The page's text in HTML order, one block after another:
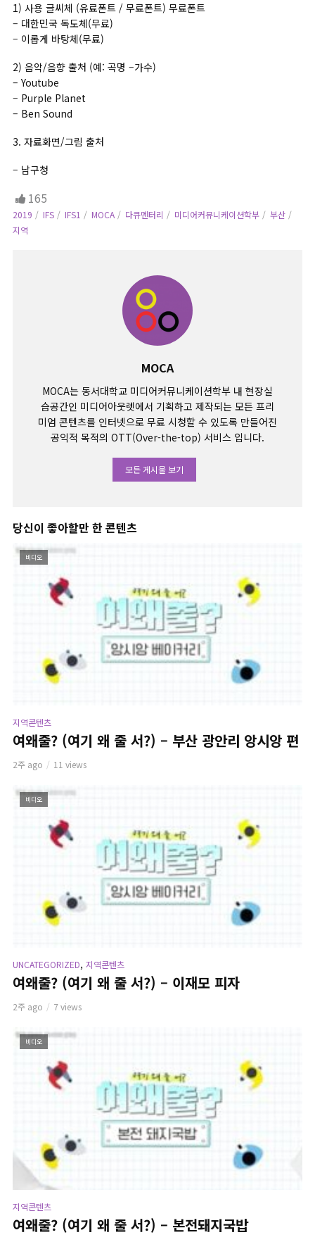
1) 사용 글씨체 (유료폰트 / 무료폰트) 무료폰트
– 대한민국 독도체(무료)
– 이롭게 바탕체(무료)
2) 음악/음향 출처 (예: 곡명 –가수)
– Youtube
– Purple Planet
– Ben Sound
3. 자료화면/그림 출처
– 남구청
165
2019 IFS IFS1 MOCA 다큐멘터리 미디어커뮤니케이션학부
부산
지역
MOCA
MOCA는 동서대학교 미디어커뮤니케이션학부 내 현장실
습공간인 미디어아웃렛에서 기획하고 제작되는 모든 프리
미엄 콘텐츠를 인터넷으로 무료 시청할 수 있도록 만들어진
공익적 목적의 OTT(Over-the-top) 서비스 입니다.
모든 게시물 보기
당신이 좋아할만 한 콘텐츠
비디오
지역콘텐츠
여왜줄? (여기 왜 줄 서?) – 부산 광안리 앙시앙 편
2주 ago 11 views
비디오
UNCATEGORIZED, 지역콘텐츠
여왜줄? (여기 왜 줄 서?) – 이재모 피자
2주 ago 7 views
비디오
지역콘텐츠
여왜줄? (여기 왜 줄 서?) – 본전돼지국밥